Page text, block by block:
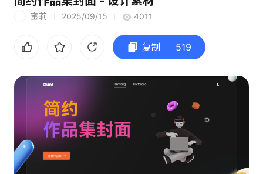
蜜莉 2025/09/15 4011
复制 519